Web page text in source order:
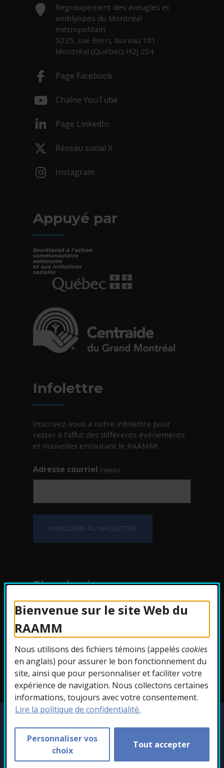
Bienvenue sur le site Web du
RAAMM
Nous utilisons des fichiers témoins (appeléscookies
en anglais) pour assurer le bon fonctionnement du
site, ainsi que pour personnaliser et faciliter votre
expérience de navigation. Nous collectons certaines
informations, toujours avec votre consentement.
Lire la politique de confidentialité.
Personnaliser vos
choix
Tout accepter
Adresse :
Regroupement des aveugles et
amblyopes du Montréal
métropolitain
5225, rue Berri, bureau 101
Montréal (Québec) H2J 2S4
Page Facebook
Chaîne YouTube
Page LinkedIn
Réseau social X
Instagram
Appuyé par
Infolettre
Inscrivez-vous à notre infolettre pour
rester à l’affut des différents événements
et nouvelles entourant le RAAMM!
Adresse courriel (requis)
Plan du site
Protection des
renseignements
Accessibilité
réservés.
Personnaliser les témoins
Conception :Ekloweb - Cet hyperlien